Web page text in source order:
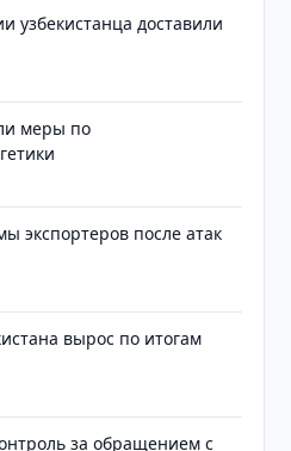
узбекистанца доставили
меры по
экспортеров после атак
вырос по итогам
за обращением с